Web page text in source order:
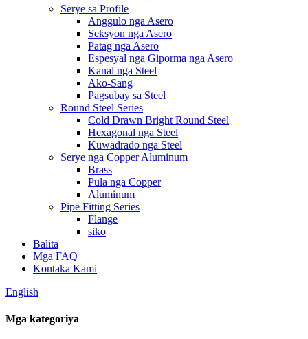
Serye sa Profile
Anggulo nga Asero
Seksyon nga Asero
Patag nga Asero
Espesyal nga Giporma nga Asero
Kanal nga Steel
Ako-Sang
Pagsubay sa Steel
Round Steel Series
Cold Drawn Bright Round Steel
Hexagonal nga Steel
Kuwadrado nga Steel
Serye nga Copper Aluminum
Brass
Pula nga Copper
Aluminum
Pipe Fitting Series
Flange
siko
Balita
Mga FAQ
Kontaka Kami
English
Mga kategoriya